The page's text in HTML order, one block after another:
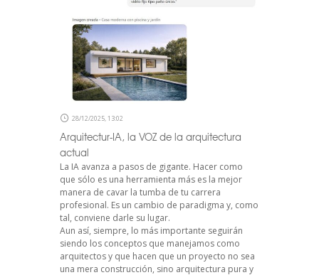
28/12/2025, 13:02
Arquitectur-IA, la VOZ de la arquitectura
actual
La IA avanza a pasos de gigante. Hacer como
que sólo es una herramienta más es la mejor
manera de cavar la tumba de tu carrera
profesional. Es un cambio de paradigma y, como
tal, conviene darle su lugar.
Aun así, siempre, lo más importante seguirán
siendo los conceptos que manejamos como
arquitectos y que hacen que un proyecto no sea
una mera construcción, sino arquitectura pura y